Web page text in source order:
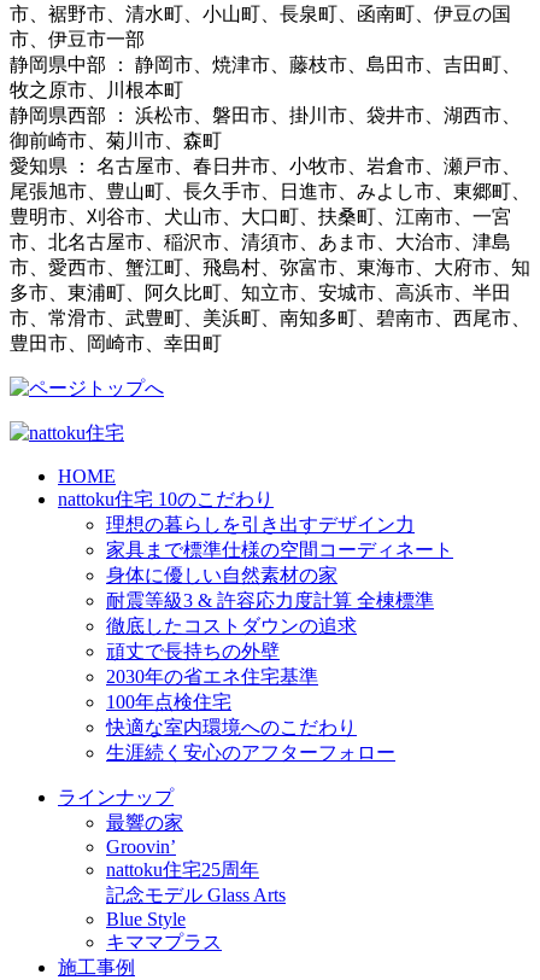
市、裾野市、清水町、小山町、長泉町、函南町、伊豆の国
市、伊豆市一部
静岡県中部 ： 静岡市、焼津市、藤枝市、島田市、吉田町、
牧之原市、川根本町
静岡県西部 ： 浜松市、磐田市、掛川市、袋井市、湖西市、
御前崎市、菊川市、森町
愛知県 ： 名古屋市、春日井市、小牧市、岩倉市、瀬戸市、
尾張旭市、豊山町、長久手市、日進市、みよし市、東郷町、
豊明市、刈谷市、犬山市、大口町、扶桑町、江南市、一宮
市、北名古屋市、稲沢市、清須市、あま市、大治市、津島
市、愛西市、蟹江町、飛島村、弥富市、東海市、大府市、知
多市、東浦町、阿久比町、知立市、安城市、高浜市、半田
市、常滑市、武豊町、美浜町、南知多町、碧南市、西尾市、
豊田市、岡崎市、幸田町
HOME
nattoku住宅 10のこだわり
理想の暮らしを引き出すデザイン力
家具まで標準仕様の空間コーディネート
身体に優しい自然素材の家
耐震等級3 & 許容応力度計算 全棟標準
徹底したコストダウンの追求
頑丈で長持ちの外壁
2030年の省エネ住宅基準
100年点検住宅
快適な室内環境へのこだわり
生涯続く安心のアフターフォロー
ラインナップ
最響の家
Groovin’
nattoku住宅25周年
記念モデル Glass Arts
Blue Style
キママプラス
施工事例